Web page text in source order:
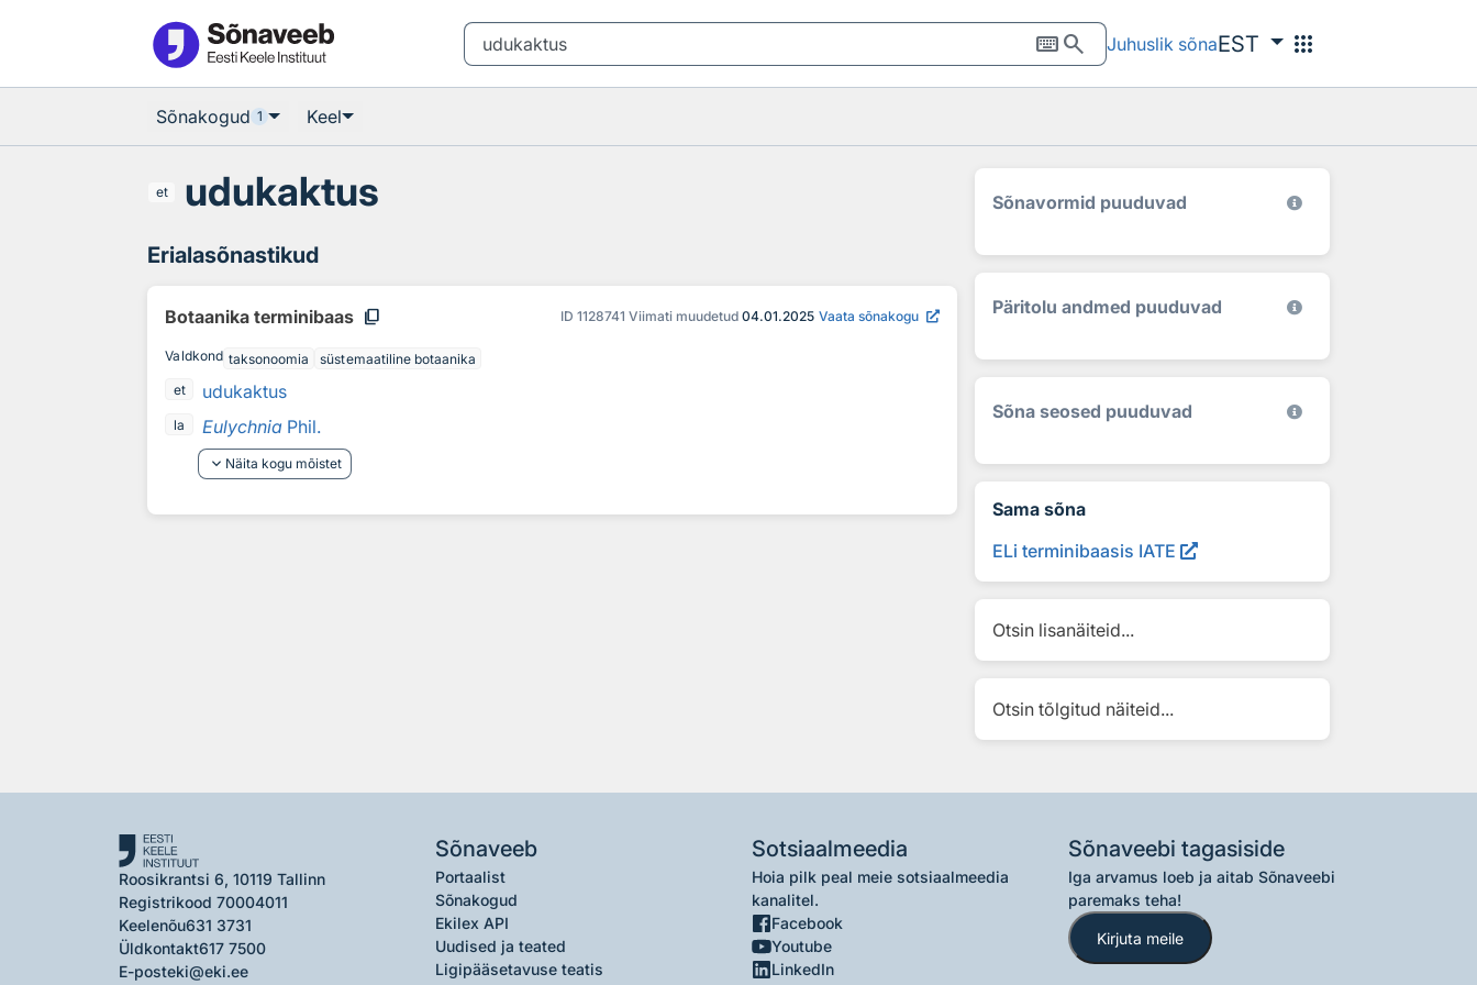
keyboardsearch Juhuslik sõnaEST apps
Sõnakogud 1 Keel
et udukaktus
Erialasõnastikud
Botaanika terminibaas content_copy ID 1128741 Viimati muudetud 04.01.2025 Vaata sõnakogu
Valdkond taksonoomia
süstemaatiline botaanika
et
udukaktus
la Eulychnia Phil.
keyboard_arrow_down Näita kogu mõistet
Sõnavormid puuduvad
Päritolu andmed puuduvad
Sõna seosed puuduvad
Sama sõna
ELi terminibaasis IATE
Otsin lisanäiteid...
Otsin tõlgitud näiteid...
Roosikrantsi 6, 10119 Tallinn
Registrikood 70004011
Keelenõu631 3731
Üldkontakt617 7500
E-posteki@eki.ee
Sõnaveeb
Portaalist
Sõnakogud
Ekilex API
Uudised ja teated
Ligipääsetavuse teatis
Sotsiaalmeedia
Hoia pilk peal meie sotsiaalmeedia
kanalitel.
Facebook
Youtube
LinkedIn
Sõnaveebi tagasiside
Iga arvamus loeb ja aitab Sõnaveebi
paremaks teha!
Kirjuta meile